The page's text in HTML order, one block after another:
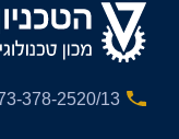
378-2520/13